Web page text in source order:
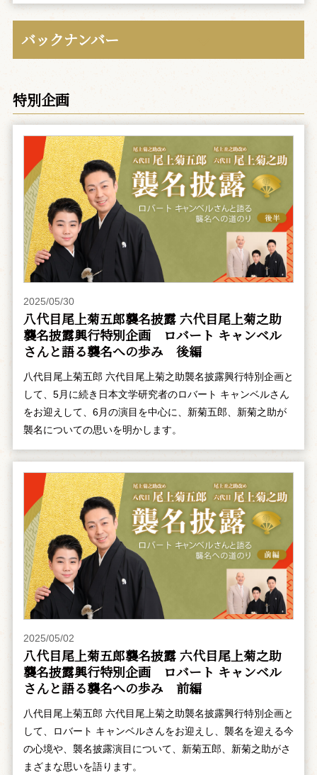
バックナンバー
特別企画
2025/05/30
八代目尾上菊五郎襲名披露 六代目尾上菊之助
襲名披露興行特別企画 ――ロバート キャンベル
さんと語る襲名への歩み 後編
八代目尾上菊五郎 六代目尾上菊之助襲名披露興行特別企画と
して、5月に続き日本文学研究者のロバート キャンベルさん
をお迎えして、6月の演目を中心に、新菊五郎、新菊之助が
襲名についての思いを明かします。
2025/05/02
八代目尾上菊五郎襲名披露 六代目尾上菊之助
襲名披露興行特別企画 ――ロバート キャンベル
さんと語る襲名への歩み 前編
八代目尾上菊五郎 六代目尾上菊之助襲名披露興行特別企画と
して、ロバート キャンベルさんをお迎えし、襲名を迎える今
の心境や、襲名披露演目について、新菊五郎、新菊之助がさ
まざまな思いを語ります。